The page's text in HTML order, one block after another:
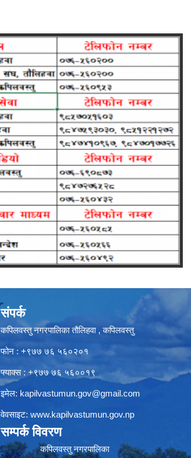
संपर्क
कपिलवस्तु नगरपालिका तौलिहवा , कपिलवस्तु
फोन : +९७७ ७६ ५६०२०१
फ्याक्स : +९७७ ७६ ५६००१९
इमेल: kapilvastumun.gov@gmail.com
वेवसाइट: www.kapilvastumun.gov.np
सम्पर्क विवरण
कपिलवस्तु नगरपालिका